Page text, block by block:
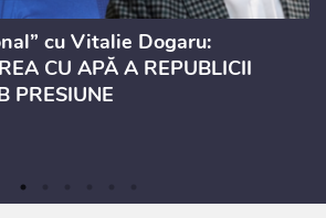
cu Vitalie Dogaru:
CU APĂ A REPUBLICII
PRESIUNE